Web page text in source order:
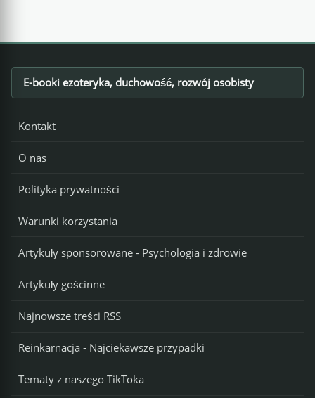
Footer
E-booki ezoteryka, duchowość, rozwój osobisty
Kontakt
O nas
Polityka prywatności
Warunki korzystania
Artykuły sponsorowane - Psychologia i zdrowie
Artykuły gościnne
Najnowsze treści RSS
Reinkarnacja - Najciekawsze przypadki
Tematy z naszego TikToka